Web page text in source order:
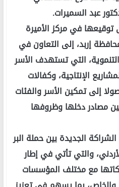
عبد السميرات.
في مركز الأميرة
إربد، إلى التعاون في
التي تستهدف الأسر
الإنتاجية، وكفالات
إلى تمكين الأسر والفئات
مصادر دخلها وظروفها
الجديدة بين حملة البر
والتي تأتي في إطار
مع مختلف المؤسسات